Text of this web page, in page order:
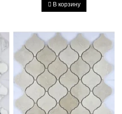
В корзину